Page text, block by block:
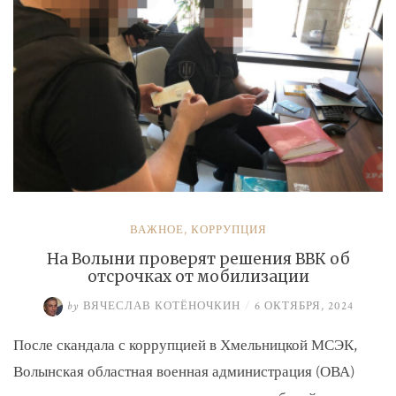
ВАЖНОЕ, КОРРУПЦИЯ
На Волыни проверят решения ВВК об
отсрочках от мобилизации
by ВЯЧЕСЛАВ КОТЁНОЧКИН / 6 ОКТЯБРЯ, 2024
После скандала с коррупцией в Хмельницкой МСЭК,
Волынская областная военная администрация (ОВА)